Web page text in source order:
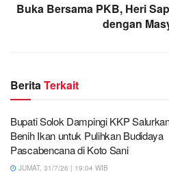
Buka Bersama PKB, Heri
dengan
BeritaTerkait
Bupati Solok Dampingi KKP
Benih Ikan untuk Pulihkan Budidaya
Pascabencana di Koto Sani
JUMAT, 31/7/26 | 19:04 WIB